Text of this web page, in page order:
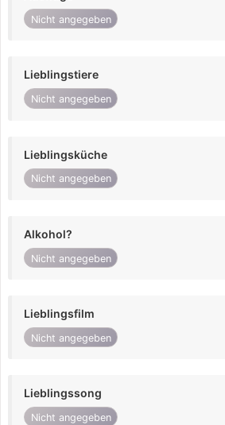
Nicht angegeben
Lieblingstiere
Nicht angegeben
Lieblingsküche
Nicht angegeben
Alkohol?
Nicht angegeben
Lieblingsfilm
Nicht angegeben
Lieblingssong
Nicht angegeben